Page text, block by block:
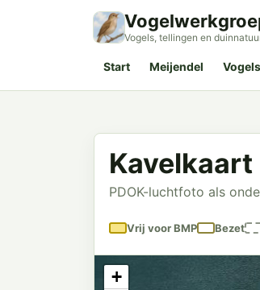
Vogels, tellingen en
Start Meijendel Vogels
Kavelkaart
PDOK-luchtfoto als
Vrij voor BMP Bezet
+